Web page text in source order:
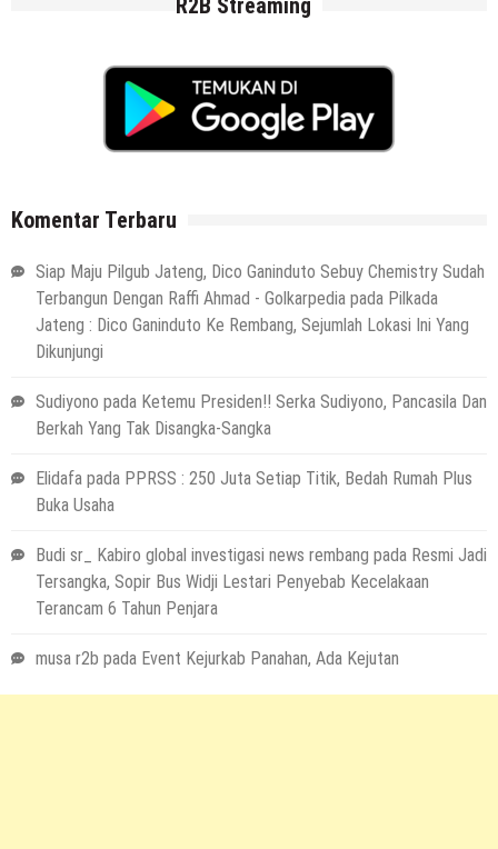
Komentar Terbaru
Siap Maju Pilgub Jateng, Dico Ganinduto Sebuy Chemistry Sudah
Terbangun Dengan Raffi Ahmad - Golkarpedia pada Pilkada
Jateng : Dico Ganinduto Ke Rembang, Sejumlah Lokasi Ini Yang
Dikunjungi
Sudiyono pada Ketemu Presiden!! Serka Sudiyono, Pancasila Dan
Berkah Yang Tak Disangka-Sangka
Elidafa pada PPRSS : 250 Juta Setiap Titik, Bedah Rumah Plus
Buka Usaha
Budi sr_ Kabiro global investigasi news rembang pada Resmi Jadi
Tersangka, Sopir Bus Widji Lestari Penyebab Kecelakaan
Terancam 6 Tahun Penjara
musa r2b pada Event Kejurkab Panahan, Ada Kejutan